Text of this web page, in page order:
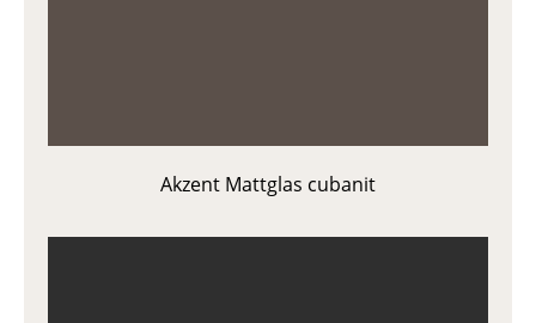
Akzent Mattglas cubanit